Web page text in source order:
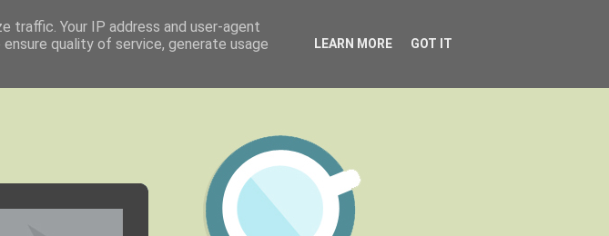
traffic. Your IP address and user-agent
quality of service, generate usage
LEARN MORE GOT IT